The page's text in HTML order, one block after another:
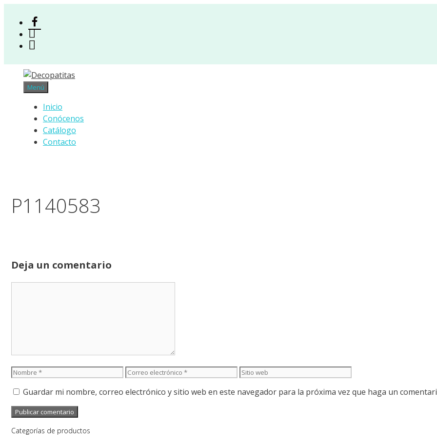
contenido
Menú
Inicio
Conócenos
Catálogo
Contacto
P1140583
Deja un comentario
Nombre
Correo
Sitio
Guardar mi nombre, correo electrónico y sitio web en este navegador para la próxima vez que haga un
Categorías de productos